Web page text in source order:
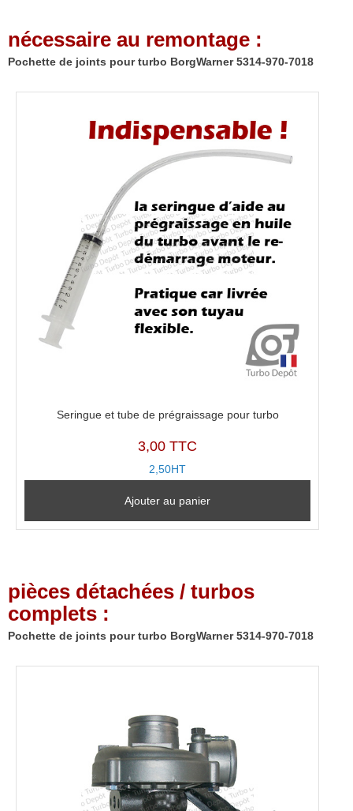
7018
nécessaire au remontage :
Pochette de joints pour turbo BorgWarner 5314-970-7018
Seringue et tube de prégraissage pour turbo
3,00 TTC
2,50HT
Ajouter au panier
pièces détachées / turbos
complets :
Pochette de joints pour turbo BorgWarner 5314-970-7018